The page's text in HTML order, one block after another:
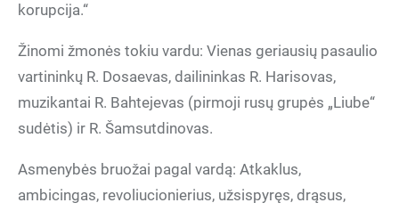
korupcija.“
Žinomi žmonės tokiu vardu: Vienas geriausių pasaulio
vartininkų R. Dosaevas, dailininkas R. Harisovas,
muzikantai R. Bahtejevas (pirmoji rusų grupės „Liube“
sudėtis) ir R. Šamsutdinovas.
Asmenybės bruožai pagal vardą: Atkaklus,
ambicingas, revoliucionierius, užsispyręs, drąsus,